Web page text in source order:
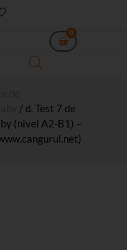
0
/ d. Test 7 de
(nivel A2-B1) –